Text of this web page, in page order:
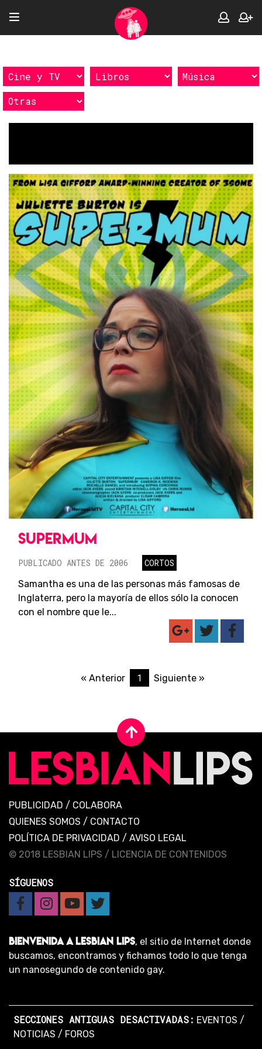
SUPERMUM
PUBLICADO ANTES DE 2006
CORTOS
Samantha es una de las personas más famosas de
Inglaterra, pero la mayoría de ellos sólo la conocen
con el nombre que le...
« Anterior 1 Siguiente »
PUBLICIDAD / COLABORA
QUIENES SOMOS / CONTACTO
POLÍTICA DE PRIVACIDAD / AVISO LEGAL
© 2018 LESBIAN LIPS / LICENCIA DE CONTENIDOS
SÍGUENOS
BIENVENIDA A LESBIAN LIPS, el sitio de Internet donde
buscamos, encontramos y fichamos todo lo que tenga
un nanosegundo de contenido gay.
SECCIONES ANTIGUAS DESACTIVADAS: EVENTOS /
NOTICIAS / FOROS